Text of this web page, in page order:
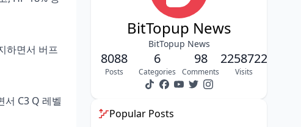
하면서 버프
서 C3 Q 레벨
타이밍 계산 공식
팀원 스킬과의 동기화
GT 효율화 팁
GT 랭크 시스템 설명
BitTopup News
BitTopup News
8088
Posts
6
Categories
98
Comments
2258722
Visits
Popular Posts